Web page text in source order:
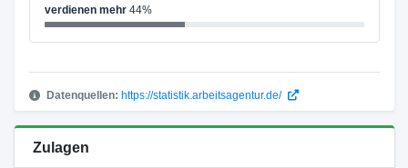
verdienen mehr44%
Datenquellen: https://statistik.arbeitsagentur.de/
Zulagen